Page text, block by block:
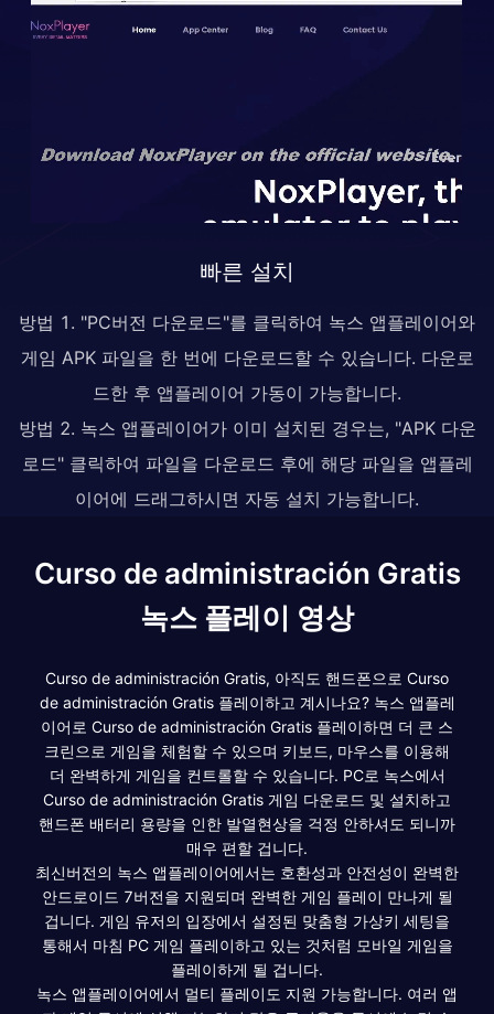
빠른 설치
방법 1. "PC버전 다운로드"를 클릭하여 녹스 앱플레이어와
게임 APK 파일을 한 번에 다운로드할 수 있습니다. 다운로
드한 후 앱플레이어 가동이 가능합니다.
방법 2. 녹스 앱플레이어가 이미 설치된 경우는, "APK 다운
로드" 클릭하여 파일을 다운로드 후에 해당 파일을 앱플레
이어에 드래그하시면 자동 설치 가능합니다.
Curso de administración Gratis
녹스 플레이 영상
Curso de administración Gratis, 아직도 핸드폰으로 Curso
de administración Gratis 플레이하고 계시나요? 녹스 앱플레
이어로 Curso de administración Gratis 플레이하면 더 큰 스
크린으로 게임을 체험할 수 있으며 키보드, 마우스를 이용해
더 완벽하게 게임을 컨트롤할 수 있습니다. PC로 녹스에서
Curso de administración Gratis 게임 다운로드 및 설치하고
핸드폰 배터리 용량을 인한 발열현상을 걱정 안하셔도 되니까
매우 편할 겁니다.
최신버전의 녹스 앱플레이어에서는 호환성과 안전성이 완벽한
안드로이드 7버전을 지원되며 완벽한 게임 플레이 만나게 될
겁니다. 게임 유저의 입장에서 설정된 맞춤형 가상키 세팅을
통해서 마침 PC 게임 플레이하고 있는 것처럼 모바일 게임을
플레이하게 될 겁니다.
녹스 앱플레이어에서 멀티 플레이도 지원 가능합니다. 여러 앱